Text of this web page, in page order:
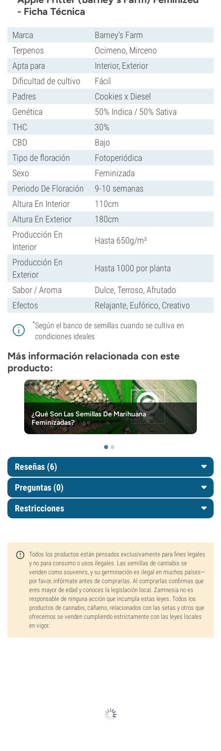
- Ficha Técnica
Marca
Barney's Farm
Terpenos
Ocimeno, Mirceno
Apta para
Interior, Exterior
Dificultad de cultivo
Fácil
Padres
Cookies x Diesel
Genética
50% Indica / 50% Sativa
THC
30%
CBD
Bajo
Tipo de floración
Fotoperiódica
Sexo
Feminizada
Periodo De Floración
9-10 semanas
Altura En Interior
110cm
Altura En Exterior
180cm
Producción En
Interior
Hasta 650g/m²
Producción En
Exterior
Hasta 1000 por planta
Sabor / Aroma
Dulce, Terroso, Afrutado
Efectos
Relajante, Eufórico, Creativo
*Según el banco de semillas cuando se cultiva en
condiciones ideales
Más información relacionada con este
producto:
¿Qué Son Las Semillas De Marihuana
Feminizadas?
Reseñas (6)
Preguntas (0)
Restricciones
Todos los productos están pensados exclusivamente para fines legales
y no para consumo o usos ilegales. Las semillas de cannabis se
venden como souvenirs, y su germinación es ilegal en muchos países—
por favor, infórmate antes de comprarlas. Al comprarlas confirmas que
eres mayor de edad y conoces la legislación local. Zamnesia no es
responsable de ninguna acción que incumpla estas leyes. Todos los
productos de cannabis, cáñamo, relacionados con las setas y otros que
ofrecemos se venden cumpliendo estrictamente con las leyes locales
en vigor.